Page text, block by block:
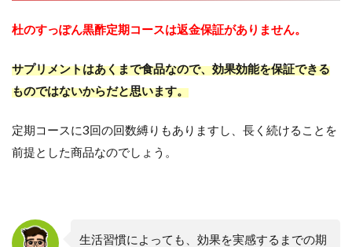
杜のすっぽん黒酢定期コースは返金保証がありません。
サプリメントはあくまで食品なので、効果効能を保証できる
ものではないからだと思います。
定期コースに3回の回数縛りもありますし、長く続けることを
前提とした商品なのでしょう。
生活習慣によっても、効果を実感するまでの期